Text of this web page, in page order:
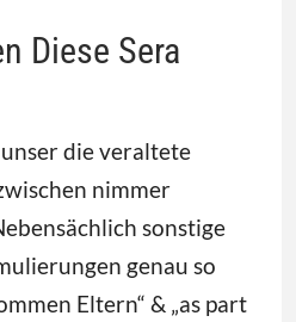
Diese Sera
die veraltete
nimmer
sonstige
genau so
Eltern“ & „as part